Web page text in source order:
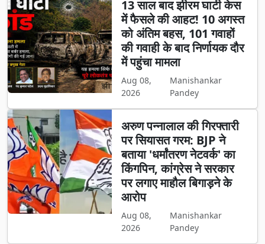
13 साल बाद झीरम घाटी केस
में फैसले की आहट! 10 अगस्त
को अंतिम बहस, 101 गवाहों
की गवाही के बाद निर्णायक दौर
में पहुंचा मामला
Aug 08,
2026
Manishankar
Pandey
अरुण पन्नालाल की गिरफ्तारी
पर सियासत गरम: BJP ने
बताया 'धर्मांतरण नेटवर्क' का
किंगपिन, कांग्रेस ने सरकार
पर लगाए माहौल बिगाड़ने के
आरोप
Aug 08,
2026
Manishankar
Pandey